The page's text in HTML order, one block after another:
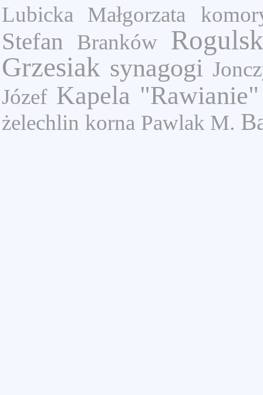
Lubicka Małgorzata
Stefan Branków
Grzesiak synagogi
Józef Kapela "Rawianie"
żelechlin korna Pawlak M.